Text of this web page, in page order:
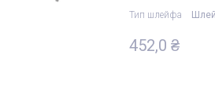
Тип шлейфа
452,0 ₴